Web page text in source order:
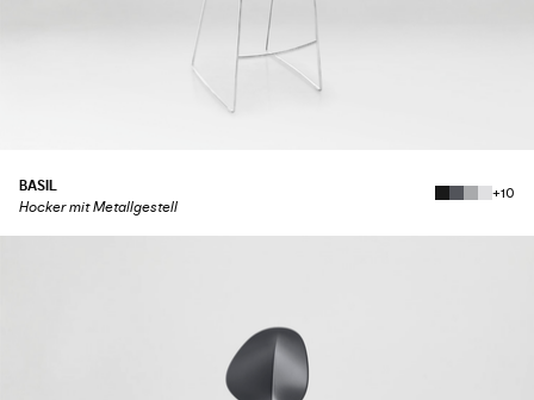
BASIL
Hocker mit Metallgestell
+10